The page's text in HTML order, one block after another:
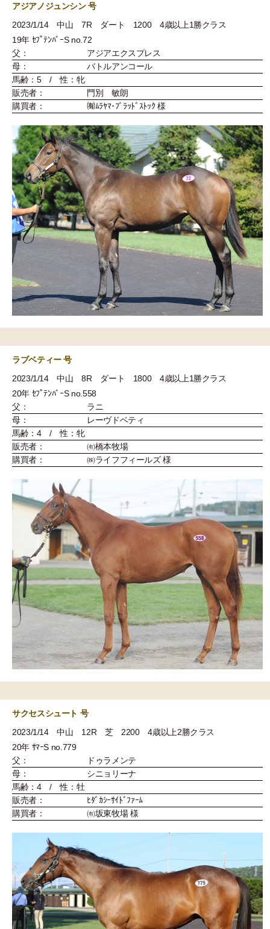
アジアノジュンシン 号
2023/1/14 中山 7R ダート 1200 4歳以上1勝クラス
19年 ｾﾌﾟﾃﾝﾊﾞｰS no.72
父：
アジアエクスプレス
母：
バトルアンコール
馬齢：5 / 性：牝
販売者：
門別 敏朗
購買者：
㈲ﾑﾗﾔﾏ･ﾌﾞﾗｯﾄﾞｽﾄｯｸ 様
ラブベティー 号
2023/1/14 中山 8R ダート 1800 4歳以上1勝クラス
20年 ｾﾌﾟﾃﾝﾊﾞｰS no.558
父：
ラニ
母：
レーヴドベティ
馬齢：4 / 性：牝
販売者：
㈲橋本牧場
購買者：
㈱ライフフィールズ 様
サクセスシュート 号
2023/1/14 中山 12R 芝 2200 4歳以上2勝クラス
20年 ｻﾏｰS no.779
父：
ドゥラメンテ
母：
シニョリーナ
馬齢：4 / 性：牡
販売者：
ﾋﾀﾞｶｼｰｻｲﾄﾞﾌｧｰﾑ
購買者：
㈲坂東牧場 様